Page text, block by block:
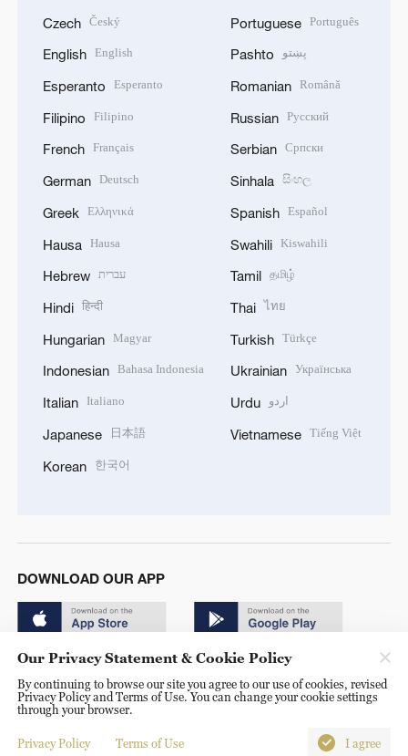
Czech Český
English English
Esperanto Esperanto
Filipino Filipino
French Français
German Deutsch
Greek Ελληνικά
Hausa Hausa
Hebrew עברית
Hindi हिन्दी
Hungarian Magyar
Indonesian Bahasa Indonesia
Italian Italiano
Japanese 日本語
Korean 한국어
Portuguese Português
Pashto پښتو
Romanian Română
Russian Русский
Serbian Српски
Sinhala සිංහල
Spanish Español
Swahili Kiswahili
Tamil தமிழ்
Thai ไทย
Turkish Türkçe
Ukrainian Українська
Urdu اردو
Vietnamese Tiếng Việt
DOWNLOAD OUR APP
© China Radio International.CRI. All Rights Reserved. 16A
Shijingshan Road, Beijing, China. 100040
Our Privacy Statement & Cookie Policy
By continuing to browse our site you agree to our use of cookies, revised
Privacy Policy and Terms of Use. You can change your cookie settings
through your browser.
Privacy Policy Terms of Use I agree